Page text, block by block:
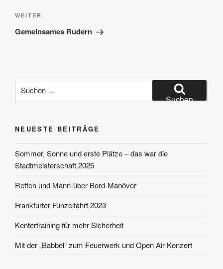
Nächster
Beitrag
WEITER
Gemeinsames Rudern
nach:
Suchen
NEUESTE BEITRÄGE
Sommer, Sonne und erste Plätze – das war die
Stadtmeisterschaft 2025
Reffen und Mann-über-Bord-Manöver
Frankfurter Funzelfahrt 2023
Kentertraining für mehr Sicherheit
Mit der „Babbel“ zum Feuerwerk und Open Air Konzert